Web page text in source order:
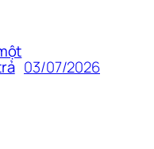
03/07/2026